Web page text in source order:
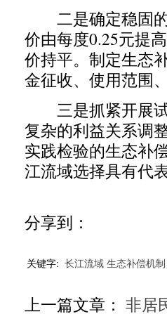
二是确定稳固的
价由每度0.25元提
价持平。制定生态
金征收、使用范围
三是抓紧开展试
复杂的利益关系调
实践检验的生态补
江流域选择具有代
分享到：
关键字: 长江流域 生态补偿机制
上一篇文章： 非居